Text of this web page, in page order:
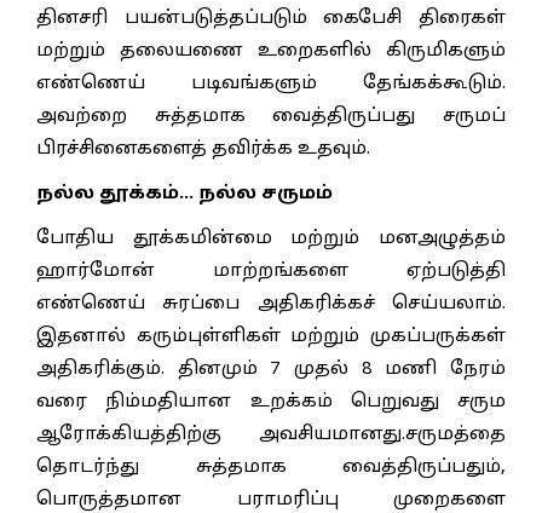
தினசரி பயன்படுத்தப்படும் கைபேசி திரைகள்
மற்றும் தலையணை உறைகளில் கிருமிகளும்
எண்ணெய் படிவங்களும் தேங்கக்கூடும்.
அவற்றை சுத்தமாக வைத்திருப்பது சருமப்
பிரச்சினைகளைத் தவிர்க்க உதவும்.
நல்ல தூக்கம்... நல்ல சருமம்
போதிய தூக்கமின்மை மற்றும் மனஅழுத்தம்
ஹார்மோன் மாற்றங்களை ஏற்படுத்தி
எண்ணெய் சுரப்பை அதிகரிக்கச் செய்யலாம்.
இதனால் கரும்புள்ளிகள் மற்றும் முகப்பருக்கள்
அதிகரிக்கும். தினமும் 7 முதல் 8 மணி நேரம்
வரை நிம்மதியான உறக்கம் பெறுவது சரும
ஆரோக்கியத்திற்கு அவசியமானது.சருமத்தை
தொடர்ந்து சுத்தமாக வைத்திருப்பதும்,
பொருத்தமான பராமரிப்பு முறைகளை